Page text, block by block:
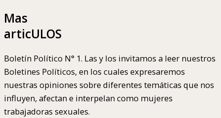
Mas
articULOS
Boletín Político N° 1. Las y los invitamos a leer nuestros
Boletines Políticos, en los cuales expresaremos
nuestras opiniones sobre diferentes temáticas que nos
influyen, afectan e interpelan como mujeres
trabajadoras sexuales.